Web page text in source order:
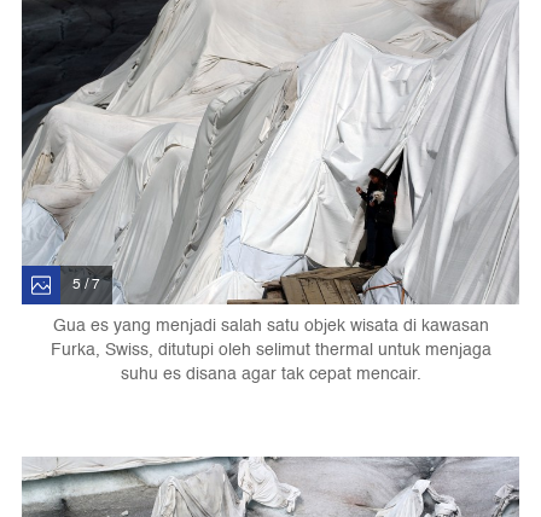
5 / 7
Gua es yang menjadi salah satu objek wisata di kawasan
Furka, Swiss, ditutupi oleh selimut thermal untuk menjaga
suhu es disana agar tak cepat mencair.